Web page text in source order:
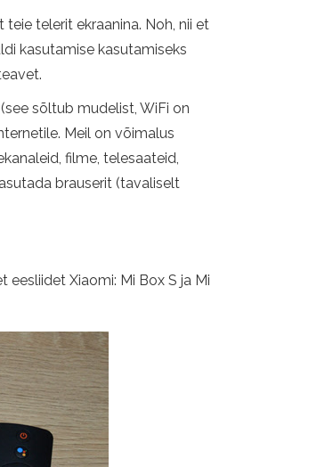
telerit ekraanina. Noh, nii et
kasutamise kasutamiseks
sõltub mudelist, WiFi on
Meil on võimalus
filme, telesaateid,
brauserit (tavaliselt
Xiaomi: Mi Box S ja Mi